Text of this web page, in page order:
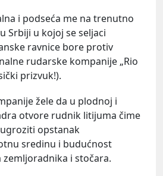
i podseća me na trenutno
Srbiji u kojoj se seljaci
ravnice bore protiv
rudarske kompanije „Rio
prizvuk!).
žele da u plodnoj i
otvore rudnik litijuma čime
opstanak
sredinu i budućnost
i stočara.